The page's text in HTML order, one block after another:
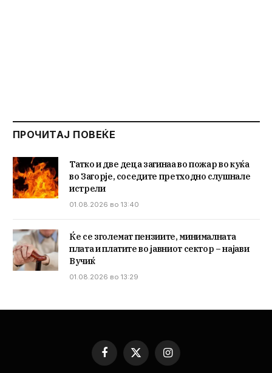
ПРОЧИТАЈ ПОВЕЌЕ
Татко и две деца загинаа во пожар во куќа
во Загорје, соседите претходно слушнале
истрели
01.08.2026 во 13:40
Ќе се зголемат пензиите, минималната
плата и платите во јавниот сектор – најави
Вучиќ
01.08.2026 во 13:29
Facebook
X
(Twitter)
Instagram